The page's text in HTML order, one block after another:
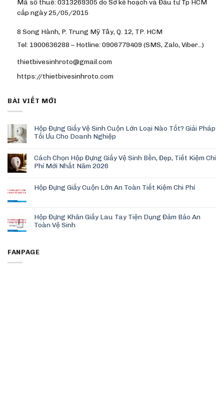
Mã số thuế: 0313269305 do Sở kế hoạch và Đầu tư Tp HCM
cấp ngày 25/05/2015
8 Song Hành, P. Trung Mỹ Tây, Q. 12, TP. HCM
Tel: 1900636288 – Hotline: 0906779409 (SMS, Zalo, Viber…)
thietbivesinhroto@gmail.com
https://thietbivesinhroto.com
BÀI VIẾT MỚI
Hộp Đựng Giấy Vệ Sinh Cuộn Lớn Loại Nào Tốt? Giải Pháp
Tối Ưu Cho Doanh Nghiệp
Cách Chọn Hộp Đựng Giấy Vệ Sinh Bền, Đẹp, Tiết Kiệm Chi
Phí Mới Nhất Năm 2026
Hộp Đựng Giấy Cuộn Lớn An Toàn Tiết Kiệm Chi Phí
Hộp Đựng Khăn Giấy Lau Tay Tiện Dụng Đảm Bảo An
Toàn Vệ Sinh
FANPAGE